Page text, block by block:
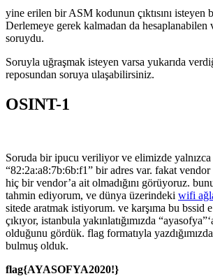
yine erilen bir ASM kodunun çıktısını isteyen
Derlemeye gerek kalmadan da hesaplanabilen
soruydu.
Soruyla uğraşmak isteyen varsa yukarıda
reposundan soruya ulaşabilirsiniz.
OSINT-1
Soruda bir ipucu veriliyor ve elimizde yalnızca
“82:2a:a8:7b:6b:f1” bir adres var. fakat vendor
hiç bir vendor’a ait olmadığını görüyoruz.
tahmin ediyorum, ve dünya üzerindeki wifi
sitede aratmak istiyorum. ve karşıma bu bssid
çıkıyor, istanbula yakınlatığımızda
olduğunu gördük. flag formatıyla
bulmuş olduk.
flag{AYASOFYA2020!}